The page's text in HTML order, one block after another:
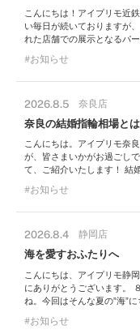
こんにちは！アイプリモ近
い毎日が続いておりますが
れた店舗での展示となるパ
お知らせ
2026.8.5 奈良店
奈良の結婚指輪相場とは
こんにちは。アイプリモ奈
が、皆さまいかがお過ごし
て、ご紹介いたします！ 結
お知らせ
2026.8.4 静岡店
海を愛すおふたりへ
こんにちは、アイプリモ静
にありがとうございます。
ね。今回はそんな夏の”海”
お知らせ